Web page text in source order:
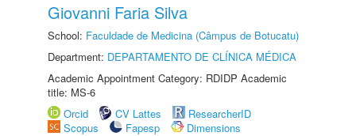
Giovanni Faria Silva
School: Faculdade de Medicina (Câmpus de Botucatu)
Department: DEPARTAMENTO DE CLÍNICA MÉDICA
Academic Appointment Category: RDIDP Academic
title: MS-6
Orcid
CV Lattes
ResearcherID
Scopus
Fapesp
Dimensions